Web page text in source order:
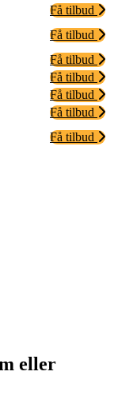
Få tilbud
Få tilbud
Få tilbud
Få tilbud
Få tilbud
Få tilbud
Få tilbud
eller